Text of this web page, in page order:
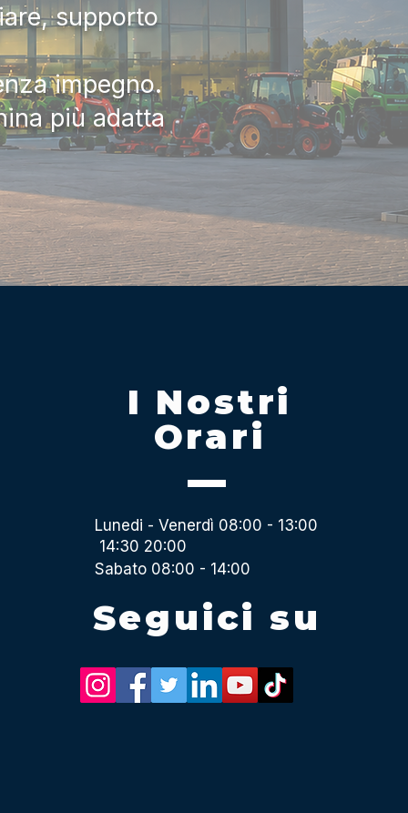
supporto
impegno.
più adatta
I Nostri
Orari
Lunedi - Venerdì 08:00 - 13:00
14:30 20:00
Sabato 08:00 - 14:00
Seguici su